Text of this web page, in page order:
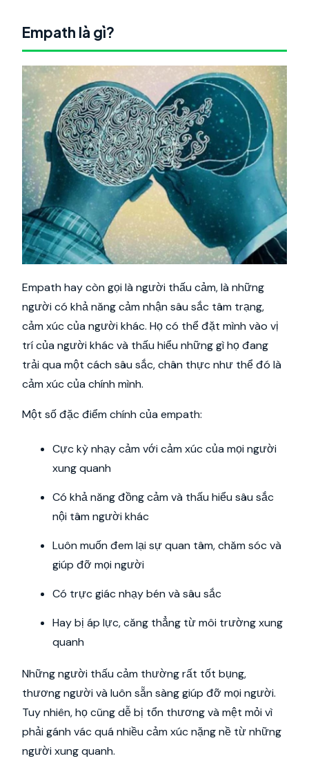
Empath là gì?
Empath hay còn gọi là người thấu cảm, là những
người có khả năng cảm nhận sâu sắc tâm trạng,
cảm xúc của người khác. Họ có thể đặt mình vào vị
trí của người khác và thấu hiểu những gì họ đang
trải qua một cách sâu sắc, chân thực như thể đó là
cảm xúc của chính mình.
Một số đặc điểm chính của empath:
Cực kỳ nhạy cảm với cảm xúc của mọi người
xung quanh
Có khả năng đồng cảm và thấu hiểu sâu sắc
nội tâm người khác
Luôn muốn đem lại sự quan tâm, chăm sóc và
giúp đỡ mọi người
Có trực giác nhạy bén và sâu sắc
Hay bị áp lực, căng thẳng từ môi trường xung
quanh
Những người thấu cảm thường rất tốt bụng,
thương người và luôn sẵn sàng giúp đỡ mọi người.
Tuy nhiên, họ cũng dễ bị tổn thương và mệt mỏi vì
phải gánh vác quá nhiều cảm xúc nặng nề từ những
người xung quanh.